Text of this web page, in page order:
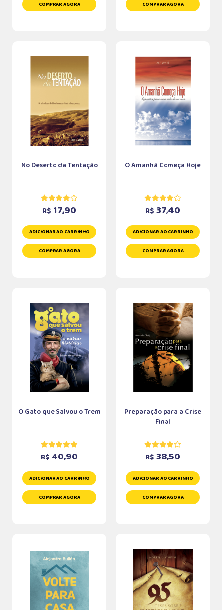
COMPRAR AGORA COMPRAR AGORA
No Deserto da Tentação
R$ 17,90
ADICIONAR AO CARRINHO
COMPRAR AGORA
O Amanhã Começa Hoje
R$ 37,40
ADICIONAR AO CARRINHO
COMPRAR AGORA
O Gato que Salvou o Trem
R$ 40,90
ADICIONAR AO CARRINHO
COMPRAR AGORA
Preparação para a Crise
Final
R$ 38,50
ADICIONAR AO CARRINHO
COMPRAR AGORA